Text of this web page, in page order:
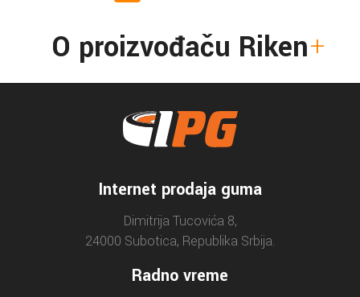
O proizvođaču Riken
Internet prodaja guma
Dimitrija Tucovića 8,
24000 Subotica, Republika Srbija.
Radno vreme